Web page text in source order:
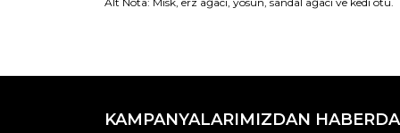
Görüş ve önerileriniz için teşekkür ederiz.
Ürün resmi kalitesiz, bozuk veya
KAMPANYALARIMIZDAN